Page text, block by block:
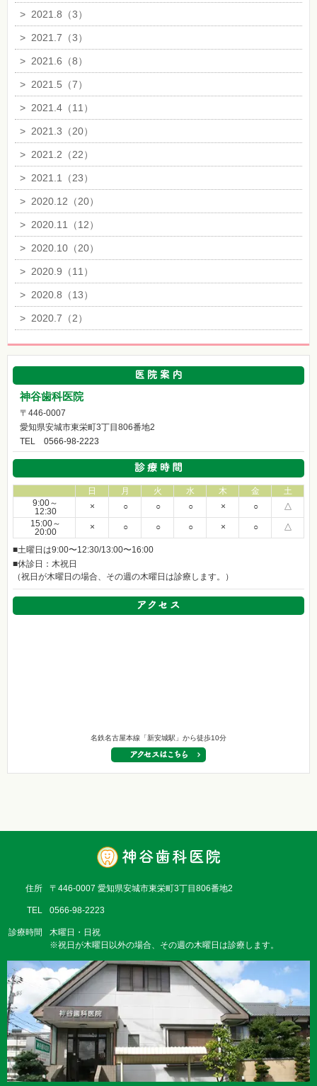
> 2021.8（3）
> 2021.7（3）
> 2021.6（8）
> 2021.5（7）
> 2021.4（11）
> 2021.3（20）
> 2021.2（22）
> 2021.1（23）
> 2020.12（20）
> 2020.11（12）
> 2020.10（20）
> 2020.9（11）
> 2020.8（13）
> 2020.7（2）
神谷歯科医院
〒446-0007
愛知県安城市東栄町3丁目806番地2
TEL 0566-98-2223
日 月 火 水 木 金
土
9:00～
12:30
× ○ ○ ○ × ○
△
15:00～
20:00
× ○ ○ ○ × ○ △
■土曜日は9:00〜12:30/13:00〜16:00
■休診日：木祝日
（祝日が木曜日の場合、その週の木曜日は診療します。）
名鉄名古屋本線「新安城駅」から徒歩10分
住所 〒446-0007 愛知県安城市東栄町3丁目806番地2
TEL 0566-98-2223
診療時間
木曜日・日祝
※祝日が木曜日以外の場合、その週の木曜日は診療します。